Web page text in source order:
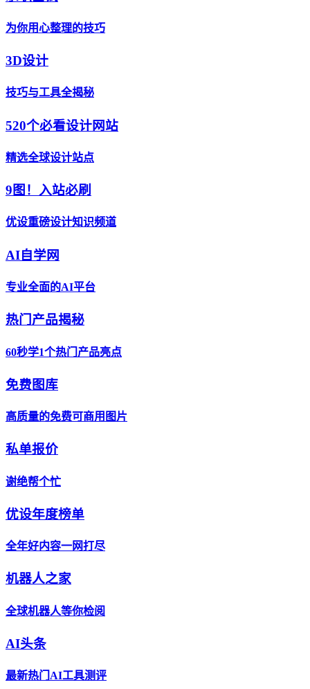
为你用心整理的技巧
3D设计
技巧与工具全揭秘
520个必看设计网站
精选全球设计站点
9图！入站必刷
优设重磅设计知识频道
AI自学网
专业全面的AI平台
热门产品揭秘
60秒学1个热门产品亮点
免费图库
高质量的免费可商用图片
私单报价
谢绝帮个忙
优设年度榜单
全年好内容一网打尽
机器人之家
全球机器人等你检阅
AI头条
最新热门AI工具测评